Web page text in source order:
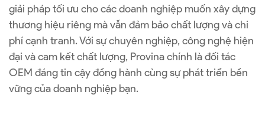
giải pháp tối ưu cho các doanh nghiệp muốn xây dựng
thương hiệu riêng mà vẫn đảm bảo chất lượng và chi
phí cạnh tranh. Với sự chuyên nghiệp, công nghệ hiện
đại và cam kết chất lượng, Provina chính là đối tác
OEM đáng tin cậy đồng hành cùng sự phát triển bền
vững của doanh nghiệp bạn.